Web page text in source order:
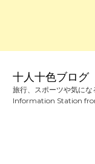
十人十色ブログ
旅行、スポーツや気に
Information Station